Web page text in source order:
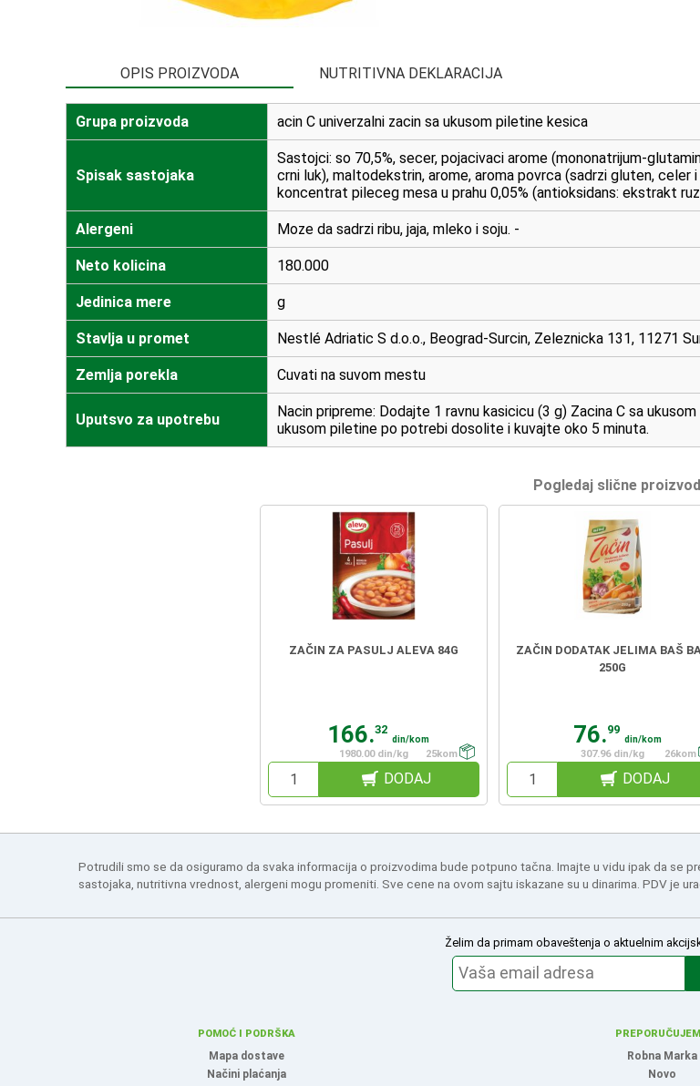
OPIS PROIZVODA NUTRITIVNA DEKLARACIJA
Grupa proizvoda acin C univerzalni zacin sa ukusom piletine kesica
Spisak sastojaka
Sastojci: so 70,5%, secer, pojacivaci arome (mononatrijum-
crni luk), maltodekstrin, arome, aroma povrca (sadrzi gluten, celer
koncentrat pileceg mesa u prahu 0,05% (antioksidans: ekstrakt
Alergeni Moze da sadrzi ribu, jaja, mleko i soju. -
Neto kolicina 180.000
Jedinica mere g
Stavlja u promet Nestlé Adriatic S d.o.o., Beograd-Surcin, Zeleznicka 131, 11271
Zemlja porekla Cuvati na suvom mestu
Uputsvo za upotrebu
Nacin pripreme: Dodajte 1 ravnu kasicicu (3 g) Zacina C sa
ukusom piletine po potrebi dosolite i kuvajte oko 5 minuta.
Pogledaj slične
ZAČIN ZA PASULJ ALEVA 84G
166.32
din/kom
1980.00 din/kg
25kom
DODAJ
ZAČIN DODATAK JELIMA BAŠ
250G
76.99
din/kom
307.96 din/kg
26kom
DODAJ
Potrudili smo se da osiguramo da svaka informacija o proizvodima bude potpuno tačna. Imajte u vidu ipak da se
sastojaka, nutritivna vrednost, alergeni mogu promeniti. Sve cene na ovom sajtu iskazane su u dinarima. PDV je
Želim da primam obaveštenja o aktuelnim
POMOĆ I PODRŠKA
Mapa dostave
Načini plaćanja
Robna Marka
Novo